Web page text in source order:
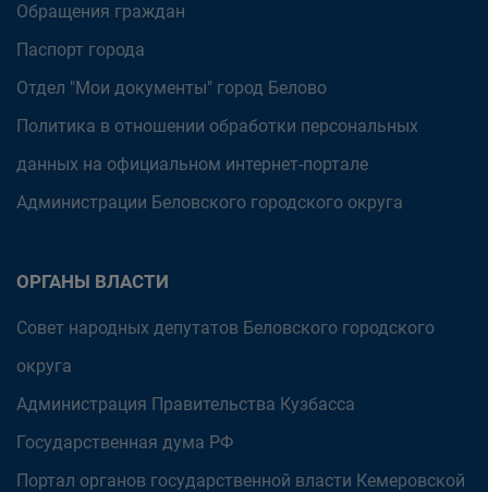
Обращения граждан
Паспорт города
Отдел "Мои документы" город Белово
Политика в отношении обработки персональных
данных на официальном интернет-портале
Администрации Беловского городского округа
ОРГАНЫ ВЛАСТИ
Совет народных депутатов Беловского городского
округа
Администрация Правительства Кузбасса
Государственная дума РФ
Портал органов государственной власти Кемеровской